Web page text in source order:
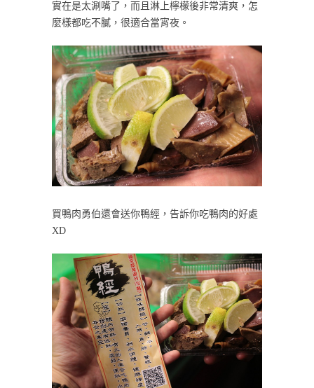
實在是太涮嘴了，而且淋上檸檬後非常清爽，怎
麼樣都吃不膩，很適合當宵夜。
買鴨肉勇伯還會送你鴨經，告訴你吃鴨肉的好處
XD